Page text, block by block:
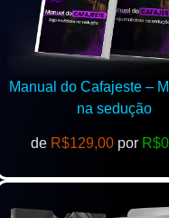
Manual do Cafajeste –
na sedução
de R$129,00 por